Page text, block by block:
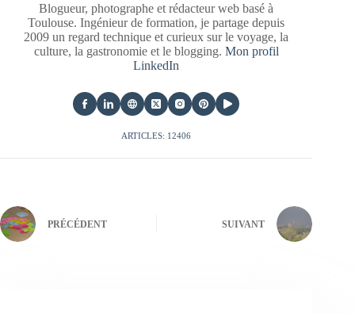
Blogueur, photographe et rédacteur web basé à
Toulouse. Ingénieur de formation, je partage depuis
2009 un regard technique et curieux sur le voyage, la
culture, la gastronomie et le blogging. Mon profil
LinkedIn
ARTICLES: 12406
PRÉCÉDENT SUIVANT